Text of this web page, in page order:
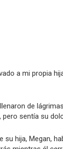
a mi propia
de
sentía su
su hija, Megan,